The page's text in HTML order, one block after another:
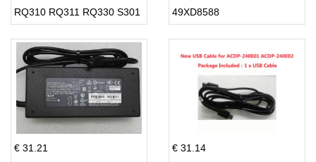
RQ310 RQ311 RQ330 S301
49XD8588
€ 31.21 € 31.14